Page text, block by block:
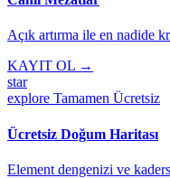
Açık artırma ile en nadide
KAYIT OL →
star
explore Tamamen Ücretsiz
Ücretsiz Doğum Haritası
Element dengenizi ve